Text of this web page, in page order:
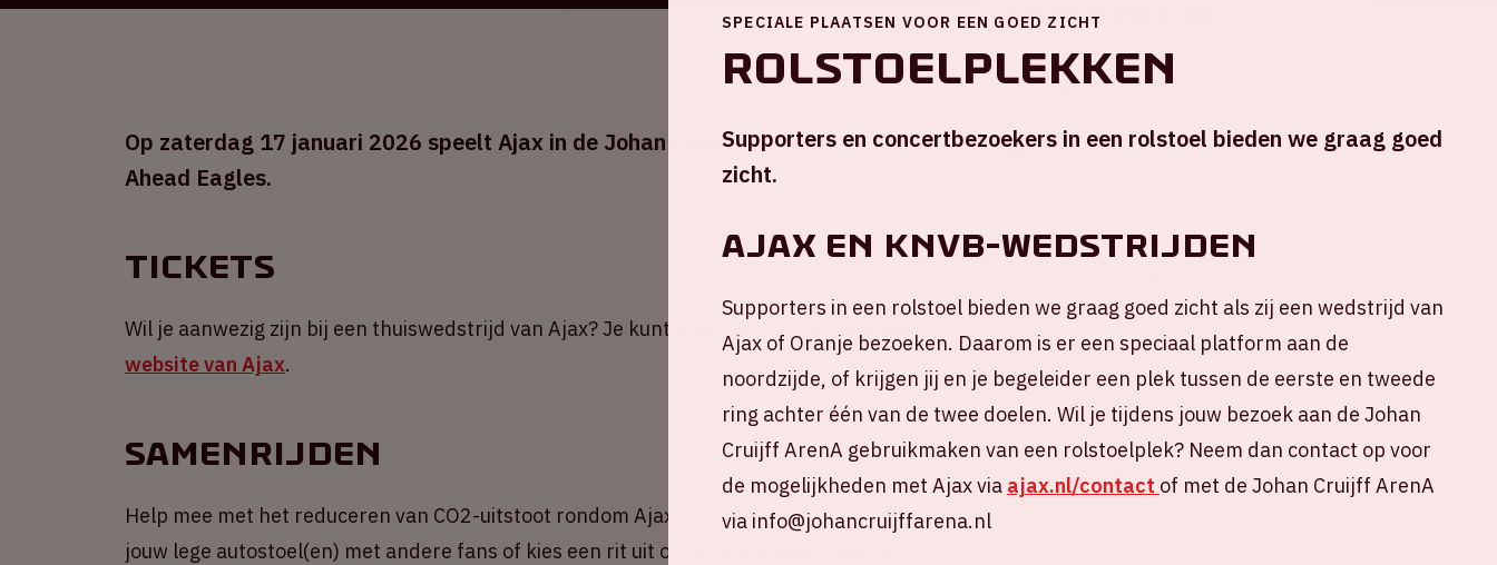
Op zaterdag 17 januari 2026 speelt Ajax in de Johan Cruijff ArenA tegen Go
Ahead Eagles.
Tickets
Wil je aanwezig zijn bij een thuiswedstrijd van Ajax? Je kunt je tickets bestellen via
website van Ajax.
Samenrijden
Help mee met het reduceren van CO2-uitstoot rondom Ajax - Go Ahead Eagles! Deel nu
jouw lege autostoel(en) met andere fans of kies een rit uit om mee te rijden. Samen
Locatie en tijd
Za 17 januari 2026
Johan Cruijff ArenA
Einde wedstrijd: 18.15 uur
SPECIALE PLAATSEN VOOR EEN GOED ZICHT
Rolstoelplekken
Supporters en concertbezoekers in een rolstoel bieden we graag goed
zicht.
AJAX EN KNVB-WEDSTRIJDEN
Supporters in een rolstoel bieden we graag goed zicht als zij een wedstrijd van
Ajax of Oranje bezoeken. Daarom is er een speciaal platform aan de
noordzijde, of krijgen jij en je begeleider een plek tussen de eerste en tweede
ring achter één van de twee doelen. Wil je tijdens jouw bezoek aan de Johan
Cruijff ArenA gebruikmaken van een rolstoelplek? Neem dan contact op voor
de mogelijkheden met Ajax via ajax.nl/contact of met de Johan Cruijff ArenA
via info@johancruijffarena.nl